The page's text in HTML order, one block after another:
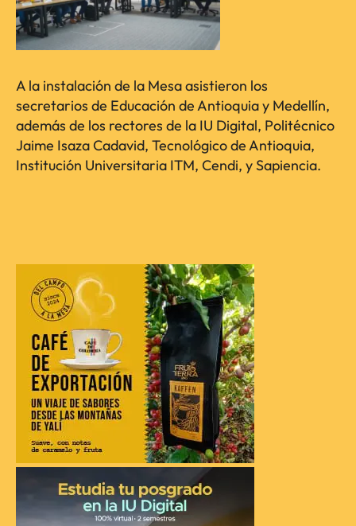
A la instalación de la Mesa asistieron los
secretarios de Educación de Antioquia y Medellín,
además de los rectores de la IU Digital, Politécnico
Jaime Isaza Cadavid, Tecnológico de Antioquia,
Institución Universitaria ITM, Cendi, y Sapiencia.